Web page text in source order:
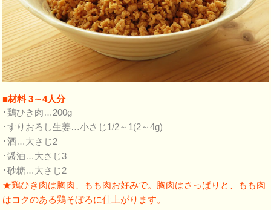
■材料 3～4人分
･鶏ひき肉…200g
･すりおろし生姜…小さじ1/2～1(2～4g)
･酒…大さじ2
･醤油…大さじ3
･砂糖…大さじ2
★鶏ひき肉は胸肉、もも肉お好みで。胸肉はさっぱりと、もも肉
はコクのある鶏そぼろに仕上がります。